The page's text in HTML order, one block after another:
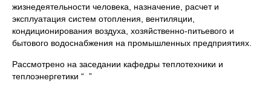
жизнедеятельности человека, назначение, расчет и
эксплуатация систем отопления, вентиляции,
кондиционирования воздуха, хозяйственно-питьевого и
бытового водоснабжения на промышленных предприятиях.
Рассмотрено на заседании кафедры теплотехники и
теплоэнергетики “ ”